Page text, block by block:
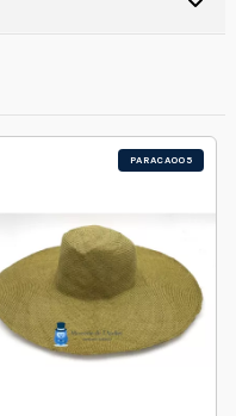
PARACA005